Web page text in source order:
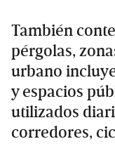
También
pérgolas,
urbano
y espacios
utilizados
corredores,